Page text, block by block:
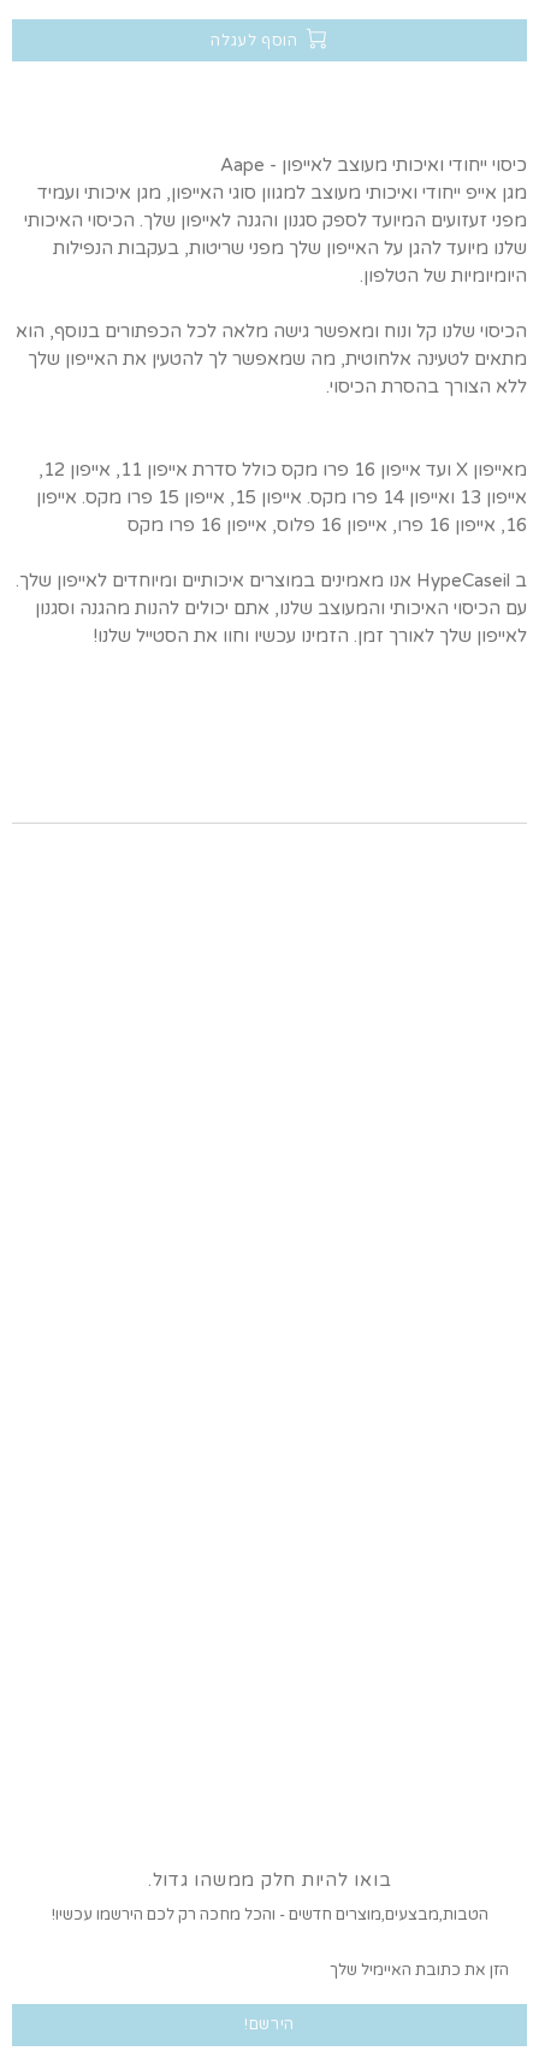
הוסף לעגלה
כיסוי ייחודי ואיכותי מעוצב לאייפון - Aape
מגן אייפ ייחודי ואיכותי מעוצב למגוון סוגי האייפון, מגן איכותי ועמיד
מפני זעזועים המיועד לספק סגנון והגנה לאייפון שלך. הכיסוי האיכותי
שלנו מיועד להגן על האייפון שלך מפני שריטות, בעקבות הנפילות
היומיומיות של הטלפון.
הכיסוי שלנו קל ונוח ומאפשר גישה מלאה לכל הכפתורים בנוסף, הוא
מתאים לטעינה אלחוטית, מה שמאפשר לך להטעין את האייפון שלך
ללא הצורך בהסרת הכיסוי.
מאייפון X ועד אייפון 16 פרו מקס כולל סדרת אייפון 11, אייפון 12,
אייפון 13 ואייפון 14 פרו מקס. אייפון 15, אייפון 15 פרו מקס. אייפון
16, אייפון 16 פרו, אייפון 16 פלוס, אייפון 16 פרו מקס
ב HypeCaseil אנו מאמינים במוצרים איכותיים ומיוחדים לאייפון שלך.
עם הכיסוי האיכותי והמעוצב שלנו, אתם יכולים להנות מהגנה וסגנון
לאייפון שלך לאורך זמן. הזמינו עכשיו וחוו את הסטייל שלנו!
בואו להיות חלק ממשהו גדול.
הטבות,מבצעים,מוצרים חדשים - והכל מחכה רק לכם הירשמו עכשיו!